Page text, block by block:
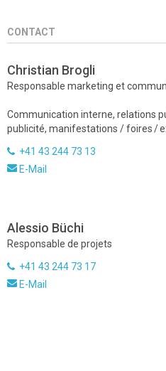
CONTACT
Christian Brogli
Responsable marketing et
Communication interne, relations
publicité, manifestations / foires /
+41 43 244 73 13
E-Mail
Alessio Büchi
Responsable de projets
+41 43 244 73 17
E-Mail